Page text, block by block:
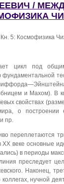
/
5: Космофизика
цикл под
и Махом). В
свойствах
о построении
пр.
переплетаются
XX веке основные
в периоды
преследует
Наконец,
нучной